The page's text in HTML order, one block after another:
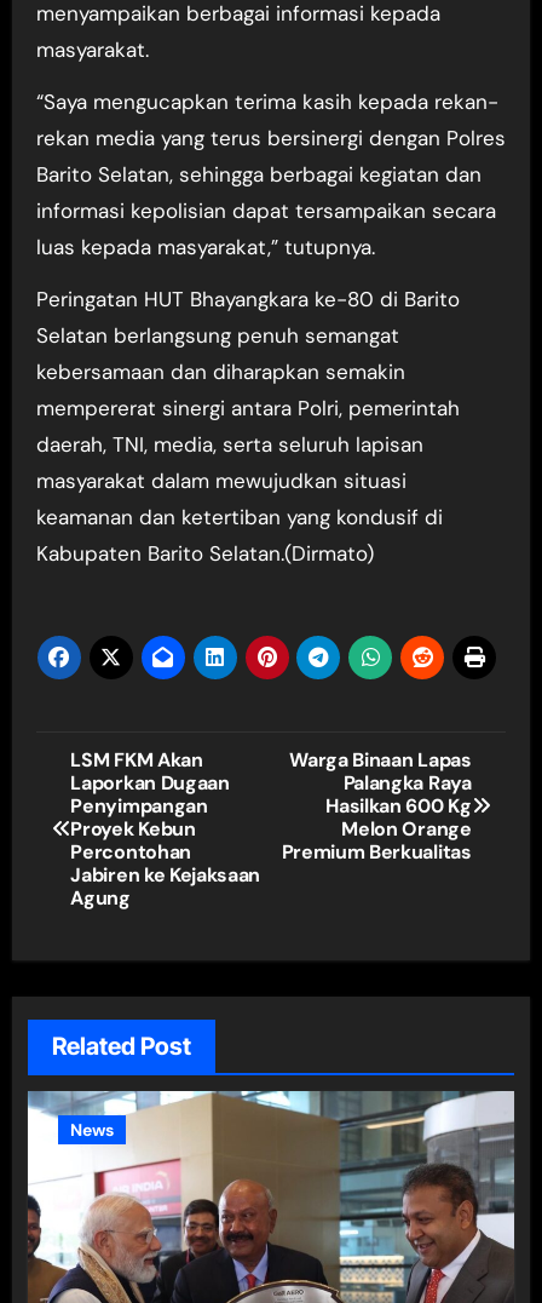
menyampaikan berbagai informasi kepada
masyarakat.
“Saya mengucapkan terima kasih kepada rekan-
rekan media yang terus bersinergi dengan Polres
Barito Selatan, sehingga berbagai kegiatan dan
informasi kepolisian dapat tersampaikan secara
luas kepada masyarakat,” tutupnya.
Peringatan HUT Bhayangkara ke-80 di Barito
Selatan berlangsung penuh semangat
kebersamaan dan diharapkan semakin
mempererat sinergi antara Polri, pemerintah
daerah, TNI, media, serta seluruh lapisan
masyarakat dalam mewujudkan situasi
keamanan dan ketertiban yang kondusif di
Kabupaten Barito Selatan.(Dirmato)
Navigasi
pos
LSM FKM Akan
Laporkan Dugaan
Penyimpangan
Proyek Kebun
Percontohan
Jabiren ke Kejaksaan
Agung
Warga Binaan Lapas
Palangka Raya
Hasilkan 600 Kg
Melon Orange
Premium Berkualitas
Related Post
News